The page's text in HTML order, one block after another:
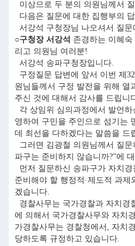
이상으로 두 분의 의원님께서
다음은 질문에 대한 집행부의
서강석 구청장님 나오셔서 질
○구청장 서강석 존경하는 이혜
리고 의원님 여러분!
서강석 송파구청장입니다.
구정질문 답변에 앞서 이번 제
원님들께서 구정 발전을 위해 열
주신 것에 대해서 감사를 드립니
각 상임위 심의과정에서 발언
영하여 구민을 주인으로 섬기는
데 최선을 다하겠다는 말씀을 드
그러면 김광철 의원님께서 질
파구는 준비하지 않습니까?”에
먼저 질문하신 송파구가 자치
준비해야 할 행정적·제도적 과제
겠습니다.
경찰사무는 국가경찰과 자치경
에 의해서 국가경찰사무와 자치
가경찰사무는 경찰청에서, 자치
당하도록 규정하고 있습니다.